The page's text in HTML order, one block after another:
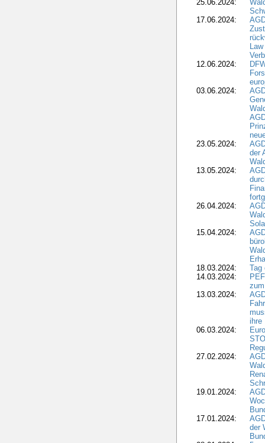
25.06.2024:
17.06.2024:
12.06.2024:
03.06.2024:
23.05.2024:
der
13.05.2024:
26.04.2024:
15.04.2024:
18.03.2024:
Tag
14.03.2024:
13.03.2024:
ihre
06.03.2024:
27.02.2024:
19.01.2024:
17.01.2024:
der